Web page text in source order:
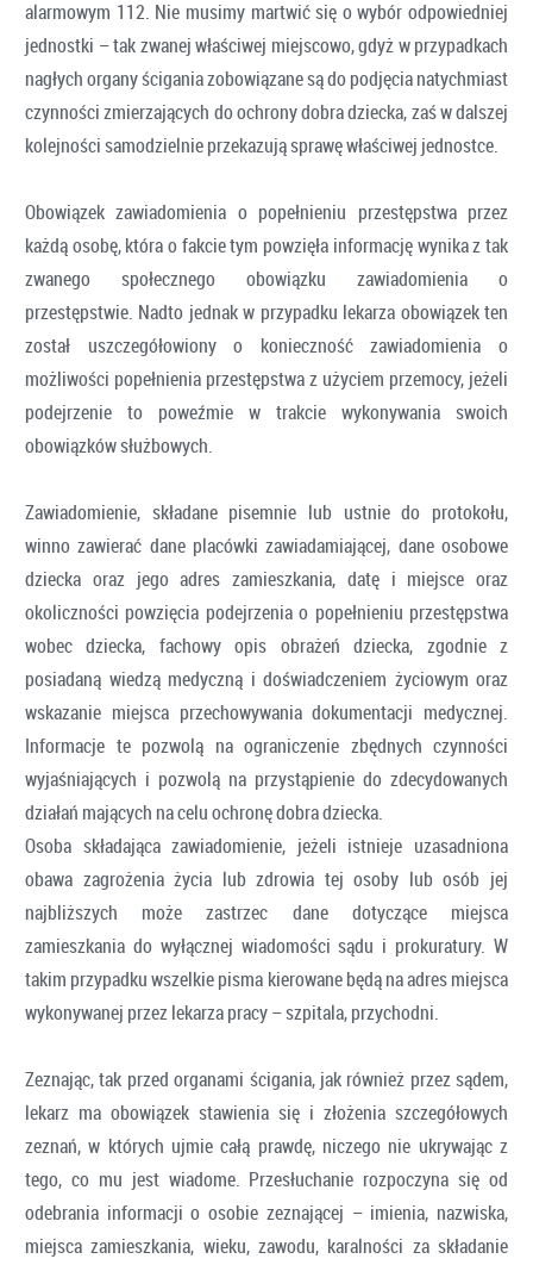
alarmowym 112. Nie musimy martwić się o wybór odpowiedniej
jednostki – tak zwanej właściwej miejscowo, gdyż w przypadkach
nagłych organy ścigania zobowiązane są do podjęcia natychmiast
czynności zmierzających do ochrony dobra dziecka, zaś w dalszej
kolejności samodzielnie przekazują sprawę właściwej jednostce.
Obowiązek zawiadomienia o popełnieniu przestępstwa przez
każdą osobę, która o fakcie tym powzięła informację wynika z tak
zwanego społecznego obowiązku zawiadomienia o
przestępstwie. Nadto jednak w przypadku lekarza obowiązek ten
został uszczegółowiony o konieczność zawiadomienia o
możliwości popełnienia przestępstwa z użyciem przemocy, jeżeli
podejrzenie to poweźmie w trakcie wykonywania swoich
obowiązków służbowych.
Zawiadomienie, składane pisemnie lub ustnie do protokołu,
winno zawierać dane placówki zawiadamiającej, dane osobowe
dziecka oraz jego adres zamieszkania, datę i miejsce oraz
okoliczności powzięcia podejrzenia o popełnieniu przestępstwa
wobec dziecka, fachowy opis obrażeń dziecka, zgodnie z
posiadaną wiedzą medyczną i doświadczeniem życiowym oraz
wskazanie miejsca przechowywania dokumentacji medycznej.
Informacje te pozwolą na ograniczenie zbędnych czynności
wyjaśniających i pozwolą na przystąpienie do zdecydowanych
działań mających na celu ochronę dobra dziecka.
Osoba składająca zawiadomienie, jeżeli istnieje uzasadniona
obawa zagrożenia życia lub zdrowia tej osoby lub osób jej
najbliższych może zastrzec dane dotyczące miejsca
zamieszkania do wyłącznej wiadomości sądu i prokuratury. W
takim przypadku wszelkie pisma kierowane będą na adres miejsca
wykonywanej przez lekarza pracy – szpitala, przychodni.
Zeznając, tak przed organami ścigania, jak również przez sądem,
lekarz ma obowiązek stawienia się i złożenia szczegółowych
zeznań, w których ujmie całą prawdę, niczego nie ukrywając z
tego, co mu jest wiadome. Przesłuchanie rozpoczyna się od
odebrania informacji o osobie zeznającej – imienia, nazwiska,
miejsca zamieszkania, wieku, zawodu, karalności za składanie